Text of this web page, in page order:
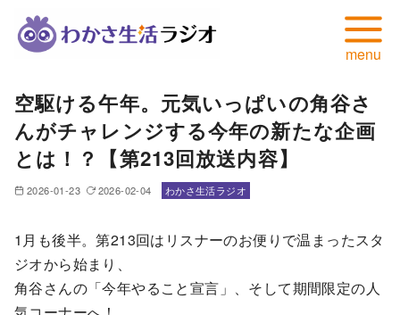
空駆ける午年。元気いっぱいの角谷さ
んがチャレンジする今年の新たな企画
とは！？【第213回放送内容】
2026-01-23 2026-02-04 わかさ生活ラジオ
1月も後半。第213回はリスナーのお便りで温まったスタ
ジオから始まり、
角谷さんの「今年やること宣言」、そして期間限定の人